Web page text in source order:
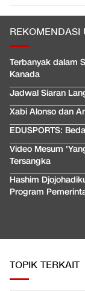
REKOMENDASI
Terbanyak dalam
Kanada
Jadwal Siaran
Xabi Alonso dan
EDUSPORTS:
Video Mesum
Tersangka
Hashim
Program
TOPIK TERKAIT